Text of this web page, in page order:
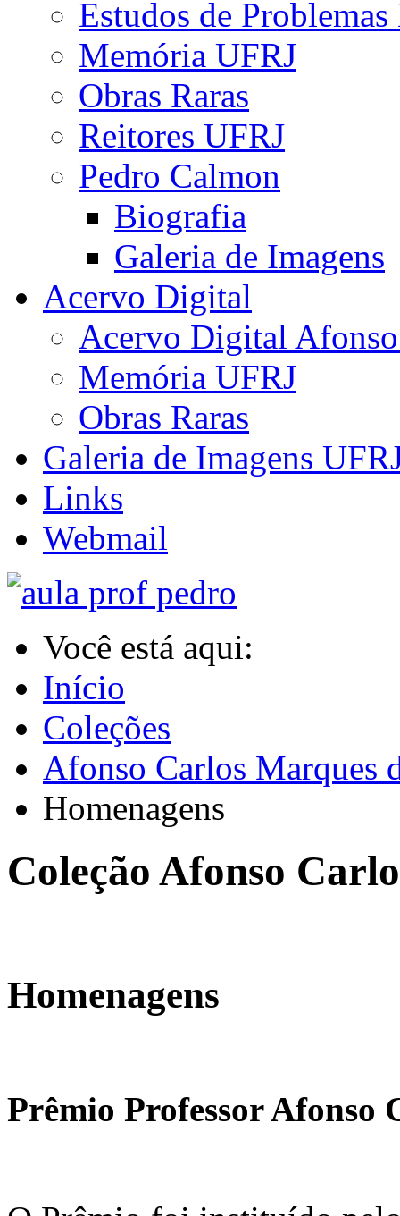
Estudos de
Memória UFRJ
Obras Raras
Reitores UFRJ
Pedro Calmon
Biografia
Galeria de Imagens
Acervo Digital
Acervo Digital
Memória UFRJ
Obras Raras
Galeria de Imagens
Links
Webmail
Você está aqui:
Início
Coleções
Afonso Carlos Marques
Homenagens
Coleção Afonso
Homenagens
Prêmio Professor Afonso